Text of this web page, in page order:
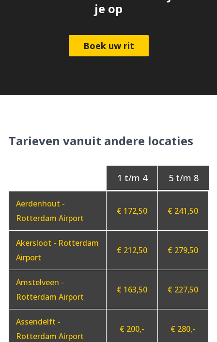
je op
Boek uw rit
Tarieven vanuit andere locaties
Aerdenhout -
Rotterdam Airport
€ 172,50 € 241,50
Akersloot - Rotterdam
Airport
€ 212,50 € 279,50
Amstelveen -
Rotterdam Airport
€ 163,50 € 227,50
Assendelft -
Rotterdam Airport
€ 200,- € 280,-